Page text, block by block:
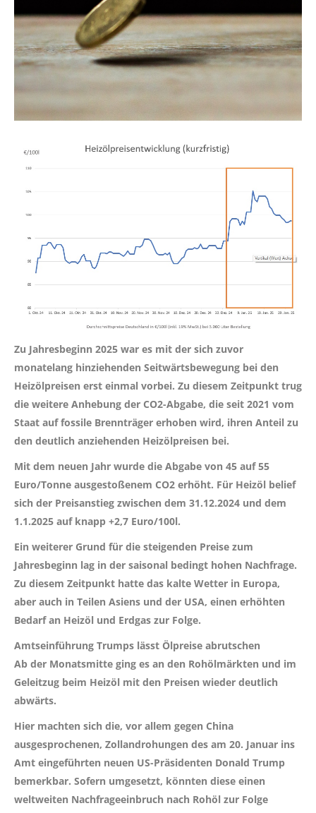
Zu Jahresbeginn 2025 war es mit der sich zuvor
monatelang hinziehenden Seitwärtsbewegung bei den
Heizölpreisen erst einmal vorbei. Zu diesem Zeitpunkt trug
die weitere Anhebung der CO2-Abgabe, die seit 2021 vom
Staat auf fossile Brennträger erhoben wird, ihren Anteil zu
den deutlich anziehenden Heizölpreisen bei.
Mit dem neuen Jahr wurde die Abgabe von 45 auf 55
Euro/Tonne ausgestoßenem CO2 erhöht. Für Heizöl belief
sich der Preisanstieg zwischen dem 31.12.2024 und dem
1.1.2025 auf knapp +2,7 Euro/100l.
Ein weiterer Grund für die steigenden Preise zum
Jahresbeginn lag in der saisonal bedingt hohen Nachfrage.
Zu diesem Zeitpunkt hatte das kalte Wetter in Europa,
aber auch in Teilen Asiens und der USA, einen erhöhten
Bedarf an Heizöl und Erdgas zur Folge.
Amtseinführung Trumps lässt Ölpreise abrutschen
Ab der Monatsmitte ging es an den Rohölmärkten und im
Geleitzug beim Heizöl mit den Preisen wieder deutlich
abwärts.
Hier machten sich die, vor allem gegen China
ausgesprochenen, Zollandrohungen des am 20. Januar ins
Amt eingeführten neuen US-Präsidenten Donald Trump
bemerkbar. Sofern umgesetzt, könnten diese einen
weltweiten Nachfrageeinbruch nach Rohöl zur Folge